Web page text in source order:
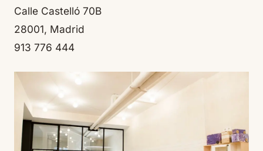
Calle Castelló 70B
28001, Madrid
913 776 444